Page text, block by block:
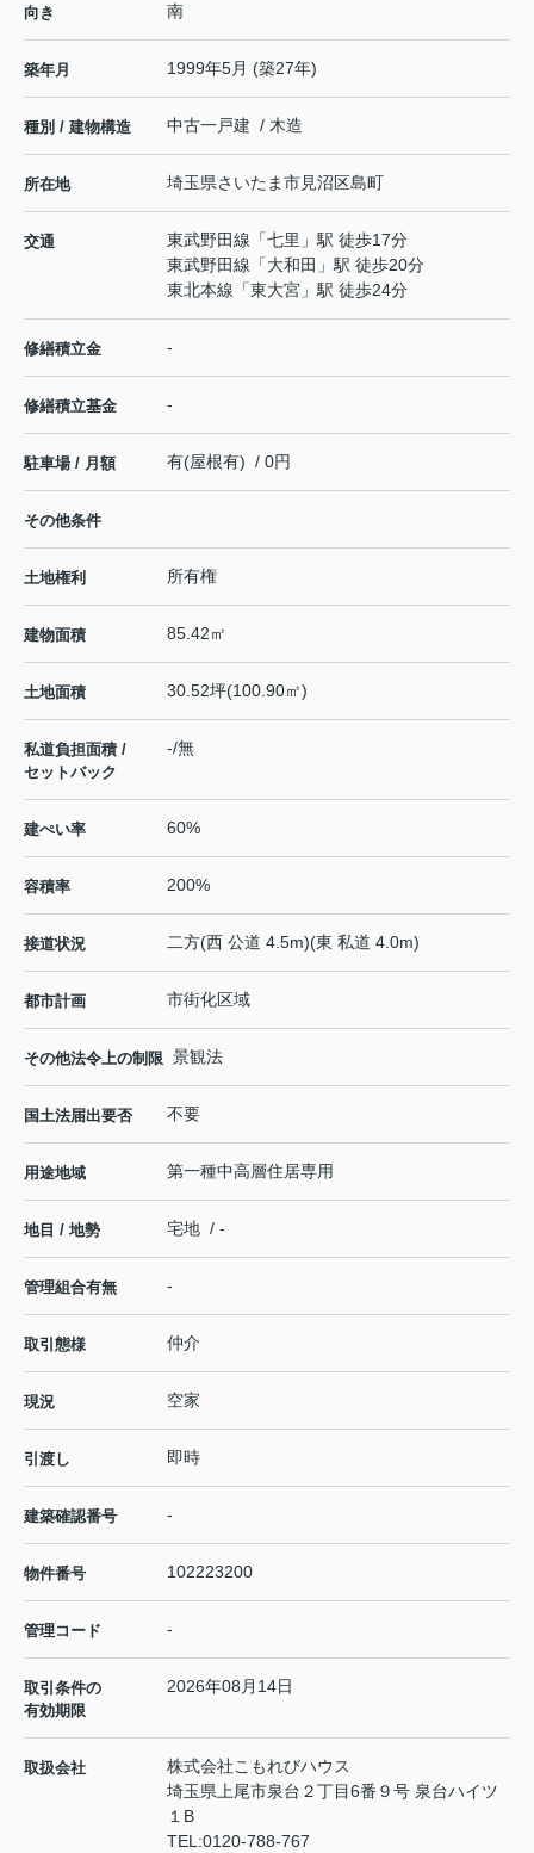
向き 南
築年月 1999年5月 (築27年)
種別 / 建物構造 中古一戸建 / 木造
所在地 埼玉県さいたま市見沼区島町
交通 東武野田線 「七里 」駅 徒歩17分
東武野田線 「大和田 」駅 徒歩20分
東北本線 「東大宮 」駅 徒歩24分
修繕積立金 -
修繕積立基金 -
駐車場 / 月額 有(屋根有) / 0円
その他条件
土地権利 所有権
建物面積 85.42㎡
土地面積 30.52坪(100.90㎡)
私道負担面積 /
セットバック
-/無
建ぺい率 60%
容積率 200%
接道状況 二方(西 公道 4.5m)(東 私道 4.0m)
都市計画 市街化区域
その他法令上の制限 景観法
国土法届出要否 不要
用途地域 第一種中高層住居専用
地目 / 地勢 宅地 / -
管理組合有無 -
取引態様 仲介
現況 空家
引渡し 即時
建築確認番号 -
物件番号 102223200
管理コード -
取引条件の
有効期限
2026年08月14日
取扱会社
株式会社こもれびハウス
埼玉県上尾市泉台２丁目6番９号 泉台ハイツ
１B
TEL:0120-788-767